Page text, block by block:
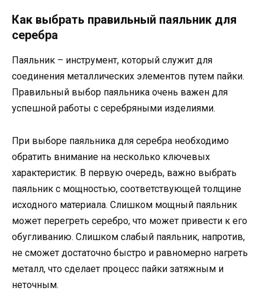
Как выбрать правильный паяльник для
серебра
Паяльник – инструмент, который служит для
соединения металлических элементов путем пайки.
Правильный выбор паяльника очень важен для
успешной работы с серебряными изделиями.
При выборе паяльника для серебра необходимо
обратить внимание на несколько ключевых
характеристик. В первую очередь, важно выбрать
паяльник с мощностью, соответствующей толщине
исходного материала. Слишком мощный паяльник
может перегреть серебро, что может привести к его
обугливанию. Слишком слабый паяльник, напротив,
не сможет достаточно быстро и равномерно нагреть
металл, что сделает процесс пайки затяжным и
неточным.